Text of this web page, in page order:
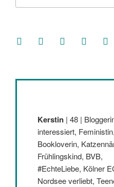
facebooksoundcloud
twitter mastodon
Kerstin | 48 |
interessiert, Feministin,
Bookloverin,
Frühlingskind, BVB,
#EchteLiebe, Kölner
Nordsee verliebt,